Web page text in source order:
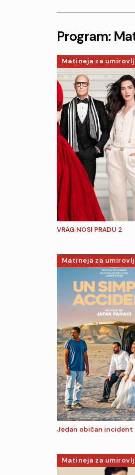
Program:
Matineja za
VRAG NOSI PRADU 2
Matineja za
Jedan običan incident
Matineja za